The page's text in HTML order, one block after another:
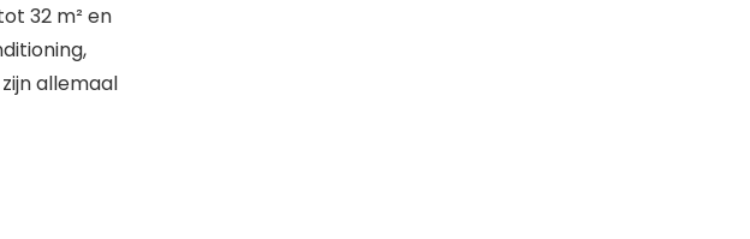
32 m² en
allemaal